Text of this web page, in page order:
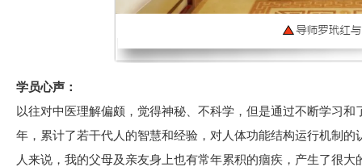
学员心声：
以往对中医理解偏颇，觉得神秘、不科学，但是通过不断学习
年，累计了若干代人的智慧和经验，对人体功能结构运行机制
人来说，我的父母及亲友身上也有常年累积的痼疾，产生了很